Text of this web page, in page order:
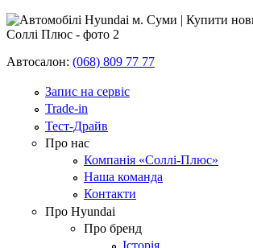
Автосалон: (068) 809 77 77
Запис на сервіс
Trade-in
Тест-Драйв
Про нас
Компанія «Соллі-Плюс»
Наша команда
Контакти
Про Hyundai
Про бренд
Історія